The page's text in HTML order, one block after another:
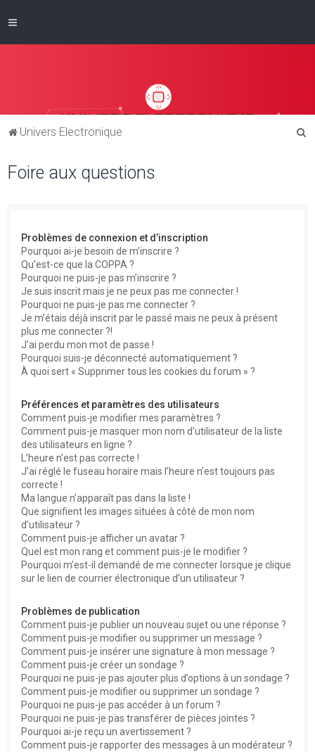
Univers Electronique
Foire aux questions
Problèmes de connexion et d’inscription
Pourquoi ai-je besoin de m’inscrire ?
Qu’est-ce que la COPPA ?
Pourquoi ne puis-je pas m’inscrire ?
Je suis inscrit mais je ne peux pas me connecter !
Pourquoi ne puis-je pas me connecter ?
Je m’étais déjà inscrit par le passé mais ne peux à présent
plus me connecter ?!
J’ai perdu mon mot de passe !
Pourquoi suis-je déconnecté automatiquement ?
À quoi sert « Supprimer tous les cookies du forum » ?
Préférences et paramètres des utilisateurs
Comment puis-je modifier mes paramètres ?
Comment puis-je masquer mon nom d’utilisateur de la liste
des utilisateurs en ligne ?
L’heure n’est pas correcte !
J’ai réglé le fuseau horaire mais l’heure n’est toujours pas
correcte !
Ma langue n’apparaît pas dans la liste !
Que signifient les images situées à côté de mon nom
d’utilisateur ?
Comment puis-je afficher un avatar ?
Quel est mon rang et comment puis-je le modifier ?
Pourquoi m’est-il demandé de me connecter lorsque je clique
sur le lien de courrier électronique d’un utilisateur ?
Problèmes de publication
Comment puis-je publier un nouveau sujet ou une réponse ?
Comment puis-je modifier ou supprimer un message ?
Comment puis-je insérer une signature à mon message ?
Comment puis-je créer un sondage ?
Pourquoi ne puis-je pas ajouter plus d’options à un sondage ?
Comment puis-je modifier ou supprimer un sondage ?
Pourquoi ne puis-je pas accéder à un forum ?
Pourquoi ne puis-je pas transférer de pièces jointes ?
Pourquoi ai-je reçu un avertissement ?
Comment puis-je rapporter des messages à un modérateur ?